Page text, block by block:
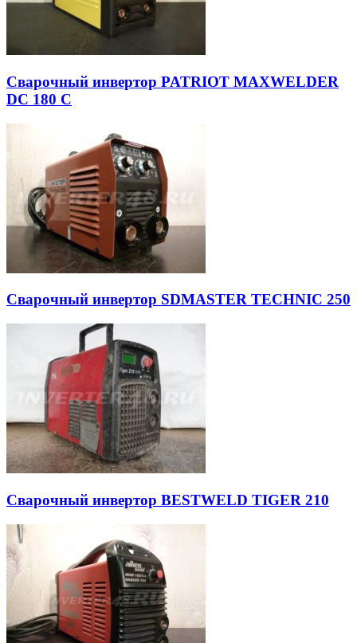
Сварочный инвертор PATRIOT MAXWELDER
DC 180 C
Сварочный инвертор SDMASTER TECHNIC 250
Сварочный инвертор BESTWELD TIGER 210